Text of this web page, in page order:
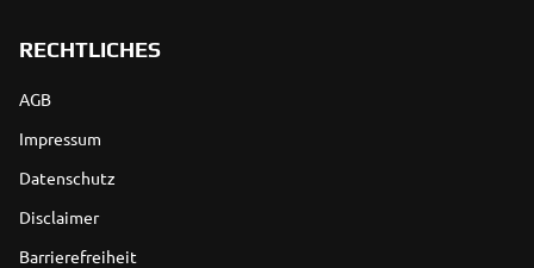
RECHTLICHES
AGB
Impressum
Datenschutz
Disclaimer
Barrierefreiheit